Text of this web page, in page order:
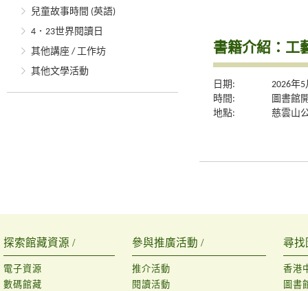
兒童故事時間 (英語)
4．23世界閱讀日
其他講座 / 工作坊
其他文學活動
書籍介紹：工
日期:
2026年
時間:
圖書館
地點:
慈雲山
探索館藏資源 /
電子資源
數碼館藏
參與推廣活動 /
推介活動
閱讀活動
尋找
香港
圖書